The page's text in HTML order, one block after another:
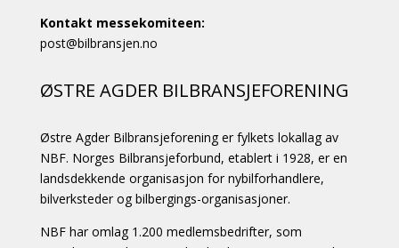
Kontakt messekomiteen:
post@bilbransjen.no
ØSTRE AGDER BILBRANSJEFORENING
Østre Agder Bilbransjeforening er fylkets lokallag av
NBF. Norges Bilbransjeforbund, etablert i 1928, er en
landsdekkende organisasjon for nybilforhandlere,
bilverksteder og bilbergings-organisasjoner.
NBF har omlag 1.200 medlemsbedrifter, som